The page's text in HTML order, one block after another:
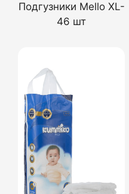
Подгузники Mello XL-
46 шт